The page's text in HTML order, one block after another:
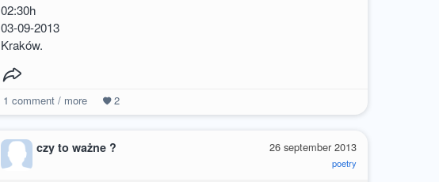
02:30h
03-09-2013
Kraków.
1 comment / more 2
26 september 2013
poetry
czy to ważne ?